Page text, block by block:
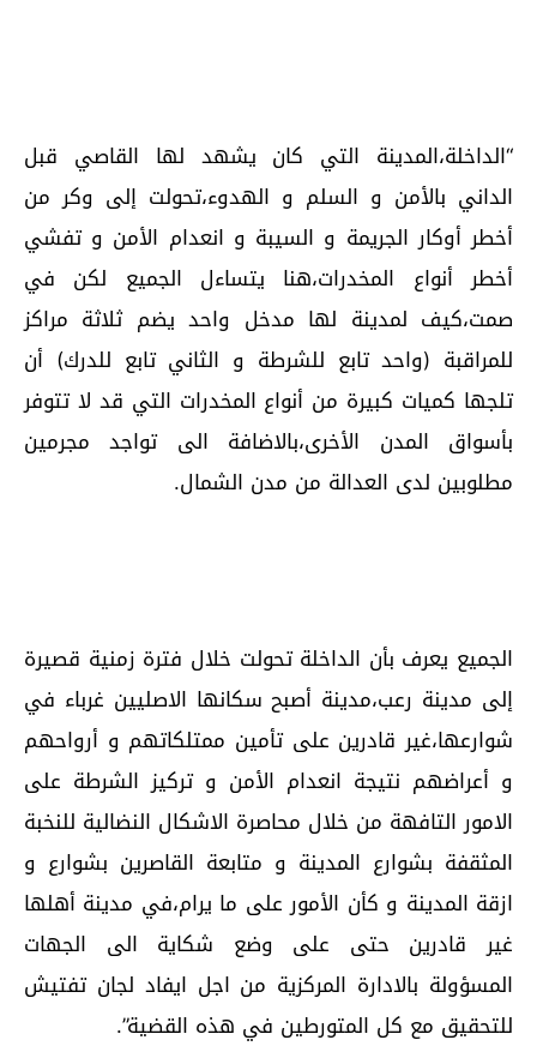
“الداخلة،المدينة التي كان يشهد لها القاصي قبل
الداني بالأمن و السلم و الهدوء،تحولت إلى وكر من
أخطر أوكار الجريمة و السيبة و انعدام الأمن و تفشي
أخطر أنواع المخدرات،هنا يتساءل الجميع لكن في
صمت،كيف لمدينة لها مدخل واحد يضم ثلاثة مراكز
للمراقبة (واحد تابع للشرطة و الثاني تابع للدرك) أن
تلجها كميات كبيرة من أنواع المخدرات التي قد لا تتوفر
بأسواق المدن الأخرى،بالاضافة الى تواجد مجرمين
مطلوبين لدى العدالة من مدن الشمال.
الجميع يعرف بأن الداخلة تحولت خلال فترة زمنية قصيرة
إلى مدينة رعب،مدينة أصبح سكانها الاصليين غرباء في
شوارعها،غير قادرين على تأمين ممتلكاتهم و أرواحهم
و أعراضهم نتيجة انعدام الأمن و تركيز الشرطة على
الامور التافهة من خلال محاصرة الاشكال النضالية للنخبة
المثقفة بشوارع المدينة و متابعة القاصرين بشوارع و
ازقة المدينة و كأن الأمور على ما يرام،في مدينة أهلها
غير قادرين حتى على وضع شكاية الى الجهات
المسؤولة بالادارة المركزية من اجل ايفاد لجان تفتيش
للتحقيق مع كل المتورطين في هذه القضية”.